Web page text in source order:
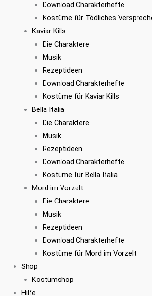
Download Charakterhefte
Kostüme für Tödliches
Kaviar Kills
Die Charaktere
Musik
Rezeptideen
Download Charakterhefte
Kostüme für Kaviar Kills
Bella Italia
Die Charaktere
Musik
Rezeptideen
Download Charakterhefte
Kostüme für Bella Italia
Mord im Vorzelt
Die Charaktere
Musik
Rezeptideen
Download Charakterhefte
Kostüme für Mord im Vorzelt
Shop
Kostümshop
Hilfe